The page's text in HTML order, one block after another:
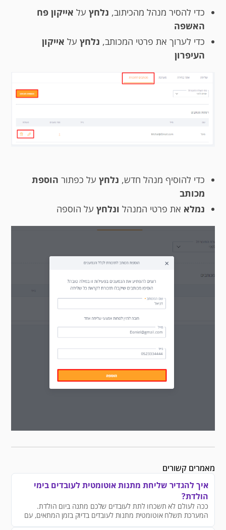
כדי להסיר מנהל מהכיתוב, נלחץ על אייקון פח
האשפה
כדי לערוך את פרטי המכותב, נלחץ על אייקון
העיפרון
כדי להוסיף מנהל חדש, נלחץ על כפתור הוספת
מכותב
נמלא את פרטי המנהל ונלחץ על הוספה
מאמרים קשורים
איך להגדיר שליחת מתנות אוטומטית לעובדים בימי
הולדת?
ככה לעולם לא תשכחו לתת לעובדים שלכם מתנה ביום הולדת.
המערכת תשלח אוטומטית מתנות לעובדים בדיוק בזמן המתאים, עם
ברכה אישית לפי פרטי העובד.